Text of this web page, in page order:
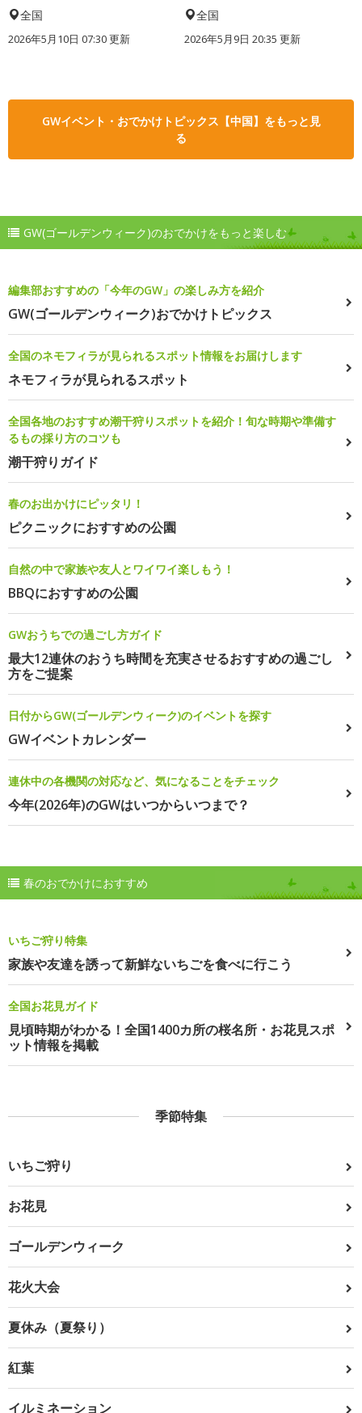
全国
2026年5月10日 07:30 更新
全国
2026年5月9日 20:35 更新
GWイベント・おでかけトピックス【中国】をもっと見
る
GW(ゴールデンウィーク)のおでかけをもっと楽しむ
編集部おすすめの「今年のGW」の楽しみ方を紹介
GW(ゴールデンウィーク)おでかけトピックス
全国のネモフィラが見られるスポット情報をお届けします
ネモフィラが見られるスポット
全国各地のおすすめ潮干狩りスポットを紹介！旬な時期や準備す
るもの採り方のコツも
潮干狩りガイド
春のお出かけにピッタリ！
ピクニックにおすすめの公園
自然の中で家族や友人とワイワイ楽しもう！
BBQにおすすめの公園
GWおうちでの過ごし方ガイド
最大12連休のおうち時間を充実させるおすすめの過ごし
方をご提案
日付からGW(ゴールデンウィーク)のイベントを探す
GWイベントカレンダー
連休中の各機関の対応など、気になることをチェック
今年(2026年)のGWはいつからいつまで？
春のおでかけにおすすめ
いちご狩り特集
家族や友達を誘って新鮮ないちごを食べに行こう
全国お花見ガイド
見頃時期がわかる！全国1400カ所の桜名所・お花見スポ
ット情報を掲載
季節特集
いちご狩り
お花見
ゴールデンウィーク
花火大会
夏休み（夏祭り）
紅葉
イルミネーション